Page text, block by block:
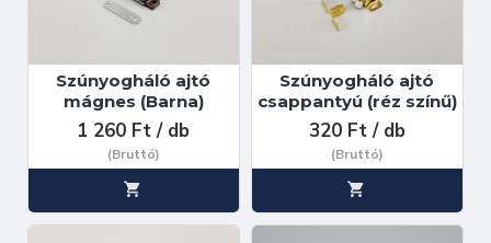
Szúnyogháló ajtó
mágnes (Barna)
1 260 Ft / db
(Bruttó)
Szúnyogháló ajtó
csappantyú (réz színű)
320 Ft / db
(Bruttó)